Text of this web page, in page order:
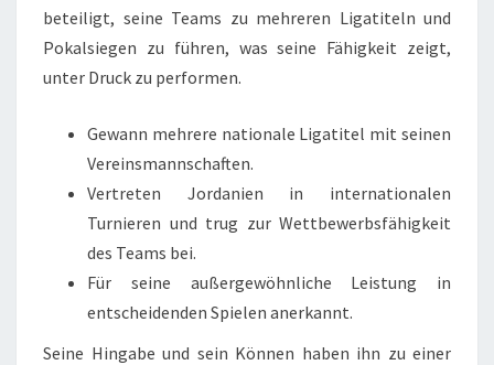
beteiligt, seine Teams zu mehreren Ligatiteln und
Pokalsiegen zu führen, was seine Fähigkeit zeigt,
unter Druck zu performen.
Gewann mehrere nationale Ligatitel mit seinen
Vereinsmannschaften.
Vertreten Jordanien in internationalen
Turnieren und trug zur Wettbewerbsfähigkeit
des Teams bei.
Für seine außergewöhnliche Leistung in
entscheidenden Spielen anerkannt.
Seine Hingabe und sein Können haben ihn zu einer